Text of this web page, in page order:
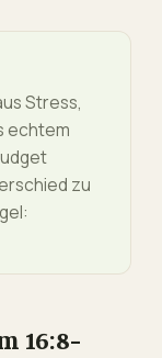
Stress,
echtem
zu
16:8-